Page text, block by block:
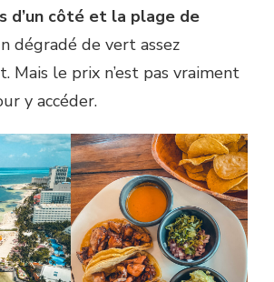
d’un côté et la plage de
dégradé de vert assez
Mais le prix n’est pas vraiment
y accéder.